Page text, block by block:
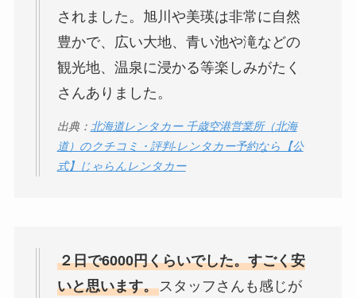
されました。旭川や美瑛は非常に自然
豊かで、広い大地、青い池や滝などの
観光地、温泉に浸かる等楽しみがたく
さんありました。
出典： 北海道レンタカー 千歳空港営業所（北海
道）のクチコミ・評判-レンタカー予約なら【公
式】じゃらんレンタカー
２日で6000円くらいでした。すごく安
いと思います。スタッフさんも感じが